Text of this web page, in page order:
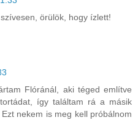
örülök, hogy ízlett!
Flóránál, aki téged említve
így találtam rá a másik
nekem is meg kell próbálnom